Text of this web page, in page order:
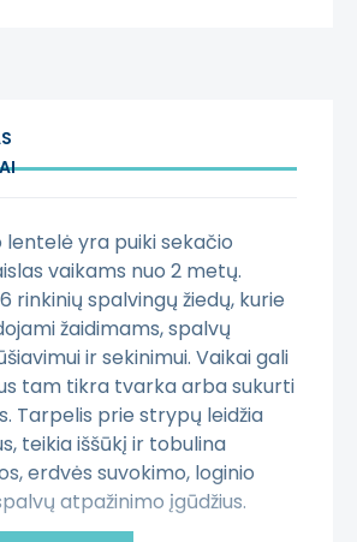
lentelė yra puiki sekačio
vaikams nuo 2 metų.
rinkinių spalvingų žiedų, kurie
žaidimams, spalvų
ir sekinimui. Vaikai gali
tam tikra tvarka arba sukurti
Tarpelis prie strypų leidžia
teikia iššūkį ir tobulina
erdvės suvokimo, loginio
atpažinimo įgūdžius.